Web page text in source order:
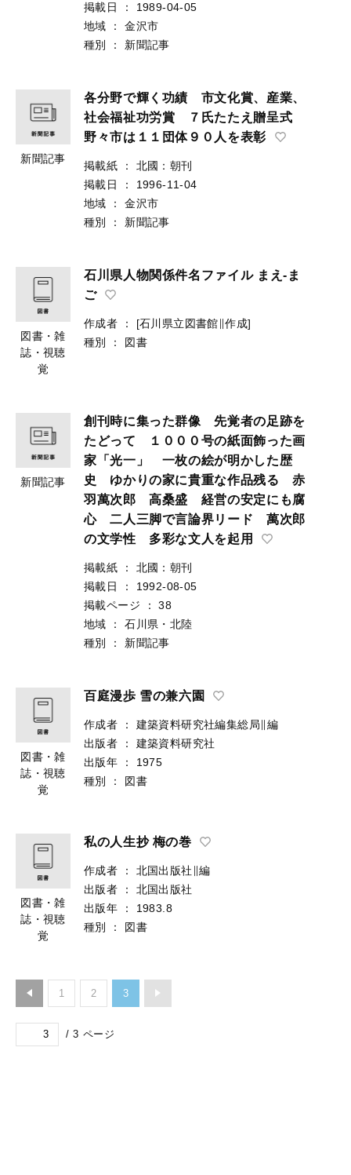
掲載日
：
1989-04-05
地域
：
金沢市
種別
： 新聞記事
新聞記事
各分野で輝く功績 市文化賞、産業、
社会福祉功労賞 ７氏たたえ贈呈式
野々市は１１団体９０人を表彰
掲載紙 ：
北國：朝刊
掲載日
：
1996-11-04
地域
：
金沢市
種別
： 新聞記事
図書・雑
誌・視聴
覚
石川県人物関係件名ファイル まえ-ま
ご
作成者 ：
[石川県立図書館∥作成]
種別
： 図書
新聞記事
創刊時に集った群像 先覚者の足跡を
たどって １０００号の紙面飾った画
家「光一」 一枚の絵が明かした歴
史 ゆかりの家に貴重な作品残る 赤
羽萬次郎 高桑盛 経営の安定にも腐
心 二人三脚で言論界リード 萬次郎
の文学性 多彩な文人を起用
掲載紙 ：
北國：朝刊
掲載日
：
1992-08-05
掲載ページ
：
38
地域
：
石川県・北陸
種別
： 新聞記事
図書・雑
誌・視聴
覚
百庭漫歩 雪の兼六園
作成者 ：
建築資料研究社編集総局∥編
出版者
：
建築資料研究社
出版年
：
1975
種別
： 図書
図書・雑
誌・視聴
覚
私の人生抄 梅の巻
作成者 ：
北国出版社∥編
出版者
：
北国出版社
出版年
：
1983.8
種別
： 図書
1 2 3
/ 3 ページ